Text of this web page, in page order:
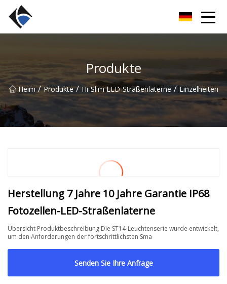
Produkte
Heim / Produkte / Hi-Slim LED-Straßenlaterne / Einzelheiten
Herstellung 7 Jahre 10 Jahre Garantie IP68
Fotozellen-LED-Straßenlaterne
Übersicht Produktbeschreibung Die ST14-Leuchtenserie wurde entwickelt,
um den Anforderungen der fortschrittlichsten Sma
Senden Sie Ihre Anfrage